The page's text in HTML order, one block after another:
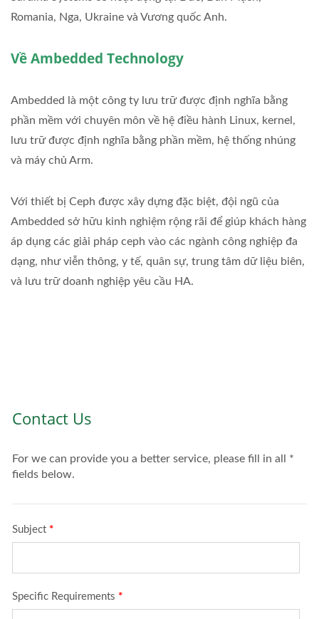
Romania, Nga, Ukraine và Vương quốc Anh.
Về Ambedded Technology
Ambedded là một công ty lưu trữ được định nghĩa bằng
phần mềm với chuyên môn về hệ điều hành Linux, kernel,
lưu trữ được định nghĩa bằng phần mềm, hệ thống nhúng
và máy chủ Arm.
Với thiết bị Ceph được xây dựng đặc biệt, đội ngũ của
Ambedded sở hữu kinh nghiệm rộng rãi để giúp khách hàng
áp dụng các giải pháp ceph vào các ngành công nghiệp đa
dạng, như viễn thông, y tế, quân sự, trung tâm dữ liệu biên,
và lưu trữ doanh nghiệp yêu cầu HA.